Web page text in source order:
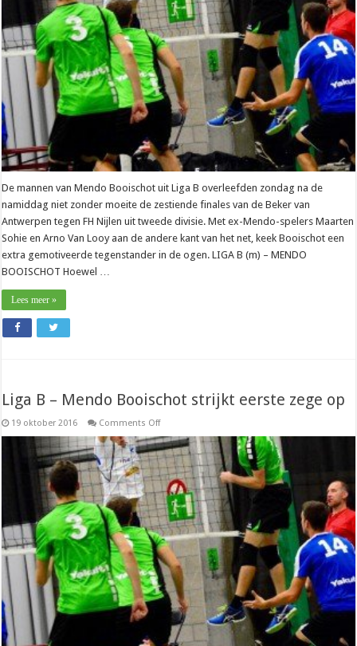
Nijlen
De mannen van Mendo Booischot uit Liga B overleefden zondag na de
namiddag niet zonder moeite de zestiende finales van de Beker van
Antwerpen tegen FH Nijlen uit tweede divisie. Met ex-Mendo-spelers Maarten
Sohie en Arno Van Looy aan de andere kant van het net, keek Booischot een
extra gemotiveerde tegenstander in de ogen. LIGA B (m) – MENDO
BOOISCHOT Hoewel …
Lees meer »
Liga B – Mendo Booischot strijkt eerste zege op
19 oktober 2016 Comments Offon
B
–
Mendo
Booischot
strijkt
eerste
zege
op